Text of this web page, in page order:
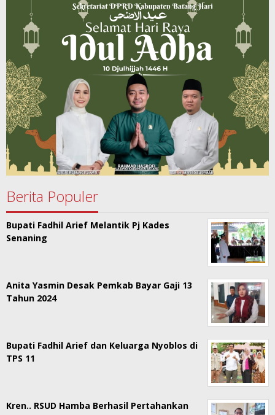
Berita Populer
Bupati Fadhil Arief Melantik Pj Kades
Senaning
Anita Yasmin Desak Pemkab Bayar Gaji 13
Tahun 2024
Bupati Fadhil Arief dan Keluarga Nyoblos di
TPS 11
Kren.. RSUD Hamba Berhasil Pertahankan